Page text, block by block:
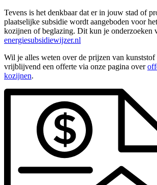
Tevens is het denkbaar dat er in jouw stad of
plaatselijke subsidie wordt aangeboden voor
kozijnen of beglazing. Dit kun je onderzoeken
energiesubsidiewijzer.nl
Wil je alles weten over de prijzen van
vrijblijvend een offerte via onze pagina over
kozijnen.